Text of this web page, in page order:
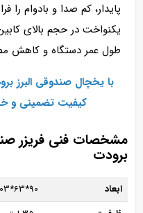
پایدار، کم‌ صدا و بادوام
یکنواخت در حجم بالای
طول عمر دستگاه و کاهش
با یخچال صندوقی البرز
کیفیت تضمینی و
برودت
ابعاد
90*63*103 سانتی متر